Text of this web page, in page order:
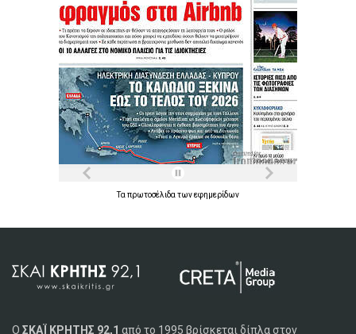
Ταπρωτοσέλιδατωνεφημερίδων
Ο ΣΚΑΪ ΚΡΗΤΗΣ 92,1 από το 1995 βρίσκεται δίπλα στον